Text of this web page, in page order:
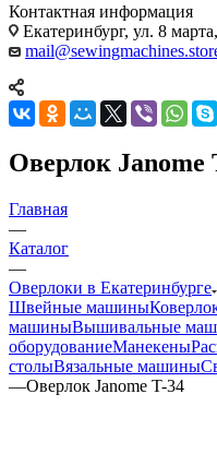
Контактная информация
Екатеринбург, ул. 8
Оверлок Janome
Главная
—
Каталог
—
Оверлоки в Екатеринбурге
Швейные машины
машиныВышивальные
оборудованиеМанекены
столыВязальные машины
—Оверлок Janome T-34